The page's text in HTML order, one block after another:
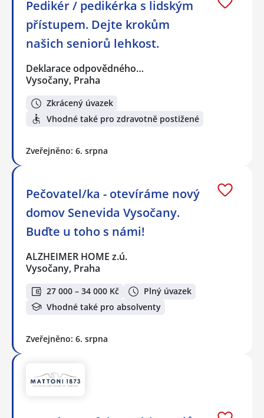
Pedikér / pedikérka s lidským
přístupem. Dejte krokům
našich seniorů lehkost.
Deklarace odpovědného…
Vysočany, Praha
Zkrácený úvazek
Vhodné také pro zdravotně postižené
Zveřejněno: 6. srpna
Pečovatel/ka - otevíráme nový
domov Senevida Vysočany.
Buďte u toho s námi!
ALZHEIMER HOME z.ú.
Vysočany, Praha
27 000 – 34 000 Kč
Plný úvazek
Vhodné také pro absolventy
Zveřejněno: 6. srpna